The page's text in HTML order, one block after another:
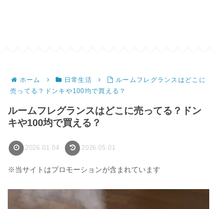
ホーム 日常生活
ルームフレグランスはどこに
売ってる？ドンキや100均で買える？
ルームフレグランスはどこに売ってる？ドン
キや100均で買える？
2026.01.04 2026.05.01
※当サイトはプロモーションが含まれています